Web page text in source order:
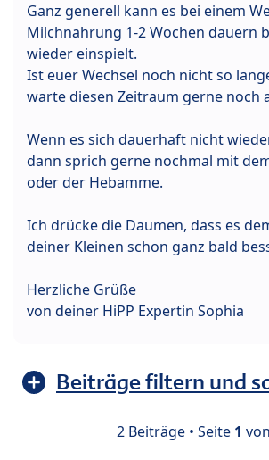
Ganz generell kann es bei einem
Milchnahrung 1-2 Wochen dauern
wieder einspielt.
Ist euer Wechsel noch nicht so
warte diesen Zeitraum gerne noch
Wenn es sich dauerhaft nicht
dann sprich gerne nochmal mit
oder der Hebamme.
Ich drücke die Daumen, dass es
deiner Kleinen schon ganz bald
Herzliche Grüße
von deiner HiPP Expertin Sophia
Beiträge filtern und
2 Beiträge • Seite 1 von